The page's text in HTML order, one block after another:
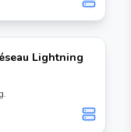
Lightning